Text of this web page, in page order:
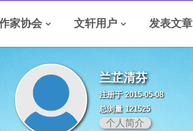
家协会 文轩用户 发表文章
兰芷清芬
注册于 2015-05-08
总浏量 121525
个人简介